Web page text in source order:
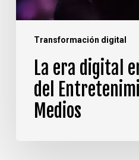
Transformación digital
Medios
La era digital
del
Medios